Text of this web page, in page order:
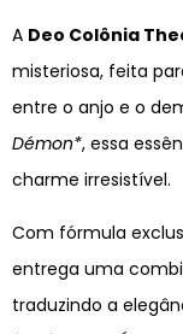
A Deo Colônia
misteriosa, feita
entre o anjo e o
Démon*, essa
charme irresistível.
Com fórmula
entrega uma
traduzindo a